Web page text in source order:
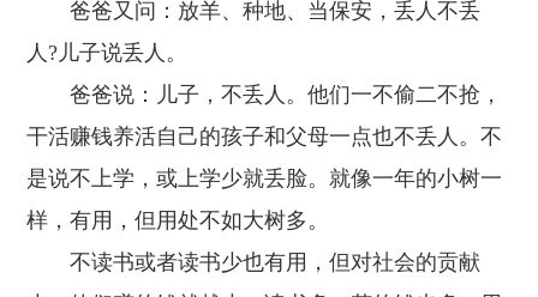
爸爸又问：放羊、种地、当保安，丢人不丢
人?儿子说丢人。
爸爸说：儿子，不丢人。他们一不偷二不抢，
干活赚钱养活自己的孩子和父母一点也不丢人。不
是说不上学，或上学少就丢脸。就像一年的小树一
样，有用，但用处不如大树多。
不读书或者读书少也有用，但对社会的贡献